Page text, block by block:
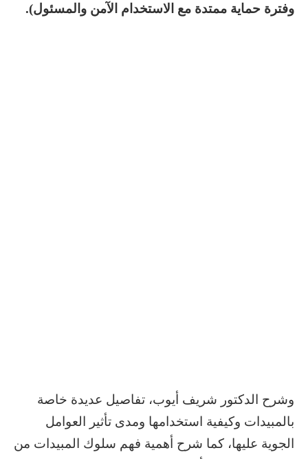
وفترة حماية ممتدة مع الاستخدام الآمن والمسئول).
وشرح الدكتور شريف أيوب، تفاصيل عديدة خاصة
بالمبيدات وكيفية استخدامها ومدى تأثير العوامل
الجوية عليها، كما شرح أهمية فهم سلوك المبيدات من